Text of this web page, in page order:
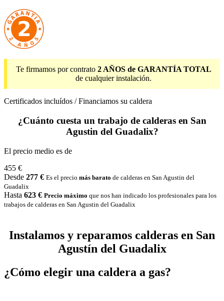
Te firmamos por contrato 2 AÑOS de GARANTÍA TOTAL
de cualquier instalación.
Certificados incluídos / Financiamos su caldera
¿Cuánto cuesta un trabajo de calderas en San
Agustin del Guadalix?
El precio medio es de
455 €
Desde 277 € Es el precio más barato de calderas en San Agustin del
Guadalix
Hasta 623 € Precio máximo que nos han indicado los profesionales para los
trabajos de calderas en San Agustin del Guadalix
Instalamos y reparamos calderas en San
Agustín del Guadalix
¿Cómo elegir una caldera a gas?